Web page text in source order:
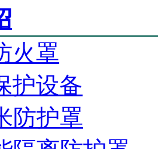
火罩
护设备
防护罩